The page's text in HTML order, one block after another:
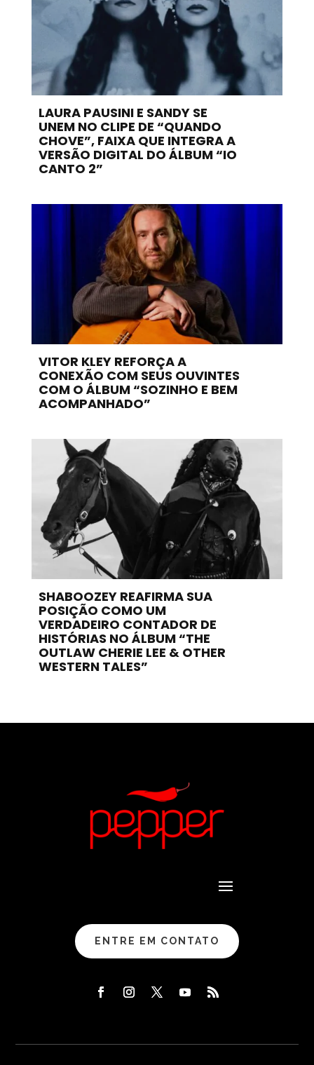
LAURA PAUSINI E SANDY SE
UNEM NO CLIPE DE “QUANDO
CHOVE”, FAIXA QUE INTEGRA A
VERSÃO DIGITAL DO ÁLBUM “IO
CANTO 2”
VITOR KLEY REFORÇA A
CONEXÃO COM SEUS OUVINTES
COM O ÁLBUM “SOZINHO E BEM
ACOMPANHADO”
SHABOOZEY REAFIRMA SUA
POSIÇÃO COMO UM
VERDADEIRO CONTADOR DE
HISTÓRIAS NO ÁLBUM “THE
OUTLAW CHERIE LEE & OTHER
WESTERN TALES”
ENTRE EM CONTATO